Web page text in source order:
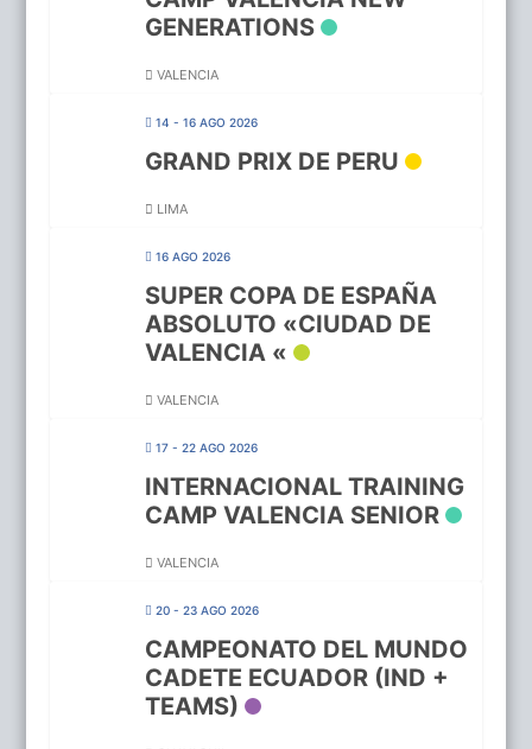
GENERATIONS
VALENCIA
14 - 16 AGO 2026
GRAND PRIX DE PERU
LIMA
16 AGO 2026
SUPER COPA DE ESPAÑA
ABSOLUTO «CIUDAD DE
VALENCIA «
VALENCIA
17 - 22 AGO 2026
INTERNACIONAL TRAINING
CAMP VALENCIA SENIOR
VALENCIA
20 - 23 AGO 2026
CAMPEONATO DEL MUNDO
CADETE ECUADOR (IND +
TEAMS)